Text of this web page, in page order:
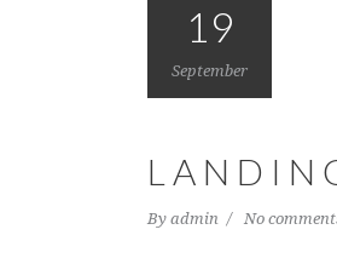
19
September
By admin No